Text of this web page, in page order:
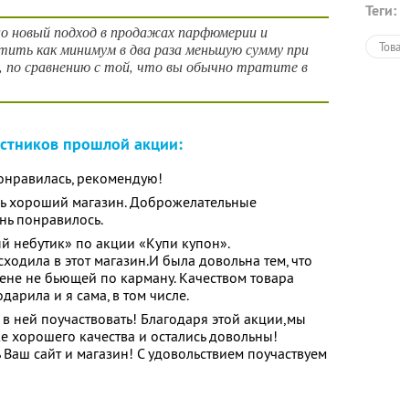
новый подход в продажах парфюмерии и
как минимум в два раза меньшую сумму при
по сравнению с той, что вы обычно тратите в
прошлой акции:
рекомендую!
магазин. Доброжелательные
понравилось.
по акции «Купи купон».
в этот магазин.И была довольна тем, что
не бьющей по карману. Качеством товара
и я сама, в том числе.
ней поучаствовать! Благодаря этой акции,мы
качества и остались довольны!
сайт и магазин! С удовольствием поучаствуем
Теги: